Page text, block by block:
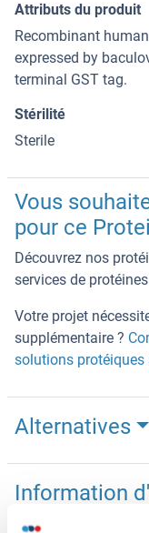
Attributs du produit
Recombinant
expressed by
terminal GST tag.
Stérilité
Sterile
Vous
pour ce
Découvrez nos
services de
Votre projet
supplémentaire ?
solutions protéiques
Alternatives
Information
Indications